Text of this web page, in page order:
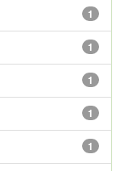
1
1
1
1
1